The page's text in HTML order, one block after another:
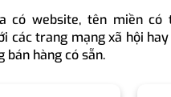
có website, tên miền có
các trang mạng xã hội
bán hàng có sẵn.